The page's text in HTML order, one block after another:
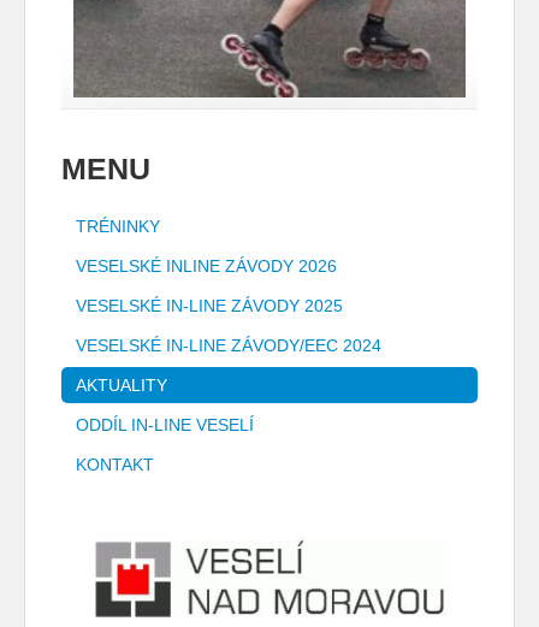
MENU
TRÉNINKY
VESELSKÉ INLINE ZÁVODY 2026
VESELSKÉ IN-LINE ZÁVODY 2025
VESELSKÉ IN-LINE ZÁVODY/EEC 2024
AKTUALITY
ODDÍL IN-LINE VESELÍ
KONTAKT